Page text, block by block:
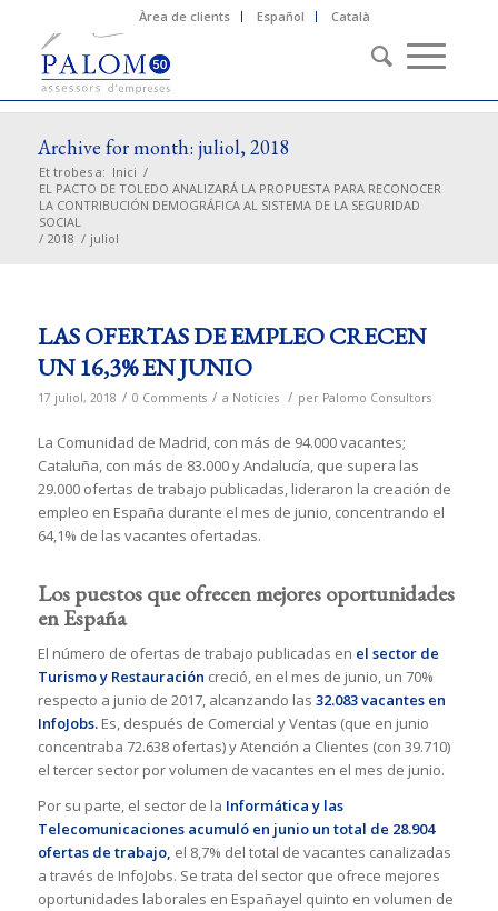
Àrea de clients Español Català
Archive for month: juliol, 2018
Et trobes a: Inici /
EL PACTO DE TOLEDO ANALIZARÁ LA PROPUESTA PARA RECONOCER
LA CONTRIBUCIÓN DEMOGRÁFICA AL SISTEMA DE LA SEGURIDAD
SOCIAL
/ 2018 / juliol
LAS OFERTAS DE EMPLEO CRECEN
UN 16,3% EN JUNIO
17 juliol, 2018 / 0 Comments / a Notícies / per Palomo Consultors
La Comunidad de Madrid, con más de 94.000 vacantes;
Cataluña, con más de 83.000 y Andalucía, que supera las
29.000 ofertas de trabajo publicadas, lideraron la creación de
empleo en España durante el mes de junio, concentrando el
64,1% de las vacantes ofertadas.
Los puestos que ofrecen mejores oportunidades
en España
El número de ofertas de trabajo publicadas en el sector de
Turismo y Restauración creció, en el mes de junio, un 70%
respecto a junio de 2017, alcanzando las 32.083 vacantes en
InfoJobs. Es, después de Comercial y Ventas (que en junio
concentraba 72.638 ofertas) y Atención a Clientes (con 39.710)
el tercer sector por volumen de vacantes en el mes de junio.
Por su parte, el sector de la Informática y las
Telecomunicaciones acumuló en junio un total de 28.904
ofertas de trabajo, el 8,7% del total de vacantes canalizadas
a través de InfoJobs. Se trata del sector que ofrece mejores
oportunidades laborales en Españayel quinto en volumen de